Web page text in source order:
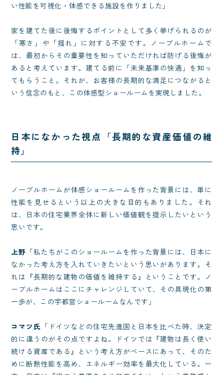
い性能を可視化・体感できる施設を作りました」
家を建てた後に後悔するポイントとして多く挙げられるのが
「寒さ」や「揺れ」に対する不安です。ノーブルホームで
は、最初からその重要性を知っていただければ防げる後悔が
あると考えています。建てる前に「未来基準の快適」を知っ
てもらうこと。それが、お客様の長期的な満足につながると
いう信念のもと、この体感型ショールームを実現しました。
日本になかった視点「長期的な資産価値の維
持」
ノーブルホームが体感ショールームを作った背景には、単に
性能を見せるという以上の大きな目的もありました。それ
は、日本の住宅業界全体に新しい価値観を提示したいという
思いです。
上野 「私たちがこのショールームを作った背景には、日本に
なかった考え方を入れていきたいという思いがあります。そ
れは『長期的な建物の価値を維持する』ということです。ノ
ーブルホームはここにチャレンジしていて、その具現化の第
一歩が、この宇都宮ショールームなんです」
コマツ氏 「ドイツなどの住宅先進国と日本を比べた時、決定
的に違うのがその点ですよね。ドイツでは『建物は長く使い
続ける資産である』という考え方がベースにあって、そのた
めに断熱性能を高め、エネルギー効率を最大化している。一